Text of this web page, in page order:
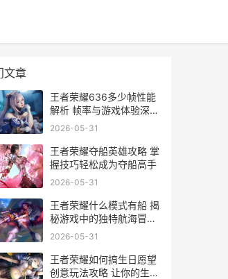
文章
王者荣耀636多少帧性能
解析 帧率与游戏体验深度
剖析
2026-05-31
王者荣耀夺船英雄攻略 掌
握技巧轻松成为夺船高手
2026-05-31
王者荣耀什么模式有船 揭
秘游戏中的独特航海冒险
体验
2026-05-31
王者荣耀如何搞生日愿望
创意玩法攻略 让你的生日